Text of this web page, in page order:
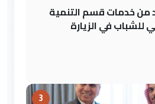
من خدمات قسم التنمية
للشباب في الزيارة
3